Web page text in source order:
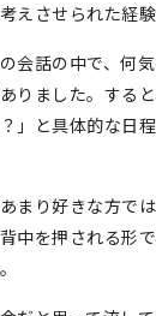
えさせられた経験
会話の中で、何
りました。する
」と具体的な日
まり好きな方では
中を押される形